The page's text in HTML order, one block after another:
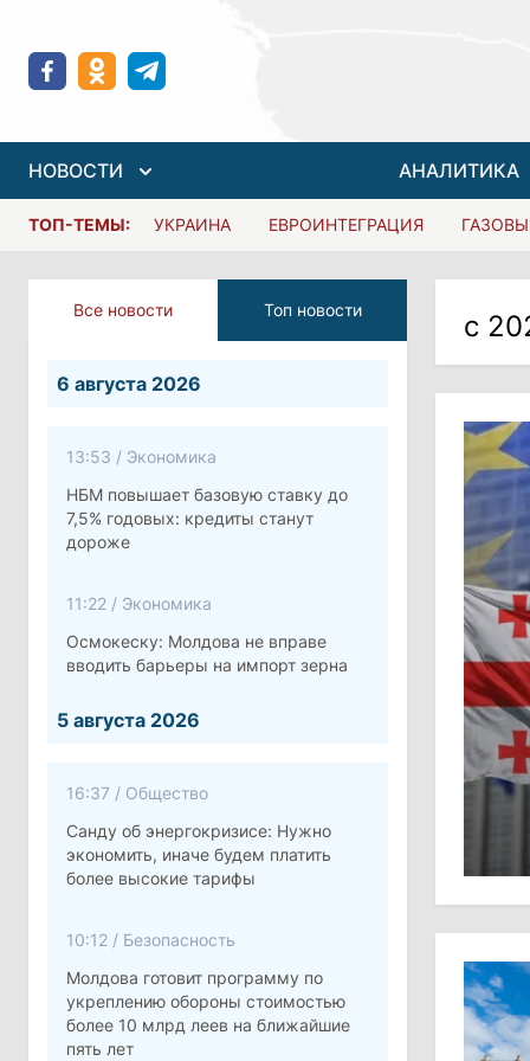
НОВОСТИ АНАЛИТИКА
ТОП-ТЕМЫ: УКРАИНА ЕВРОИНТЕГРАЦИЯ
Все новости Топ новости
6 августа 2026
13:53 / Экономика
НБМ повышает базовую ставку до
7,5% годовых: кредиты станут
дороже
11:22 / Экономика
Осмокеску: Молдова не вправе
вводить барьеры на импорт зерна
5 августа 2026
16:37 / Общество
Санду об энергокризисе: Нужно
экономить, иначе будем платить
более высокие тарифы
10:12 / Безопасность
Молдова готовит программу по
укреплению обороны стоимостью
более 10 млрд леев на ближайшие
пять лет
с